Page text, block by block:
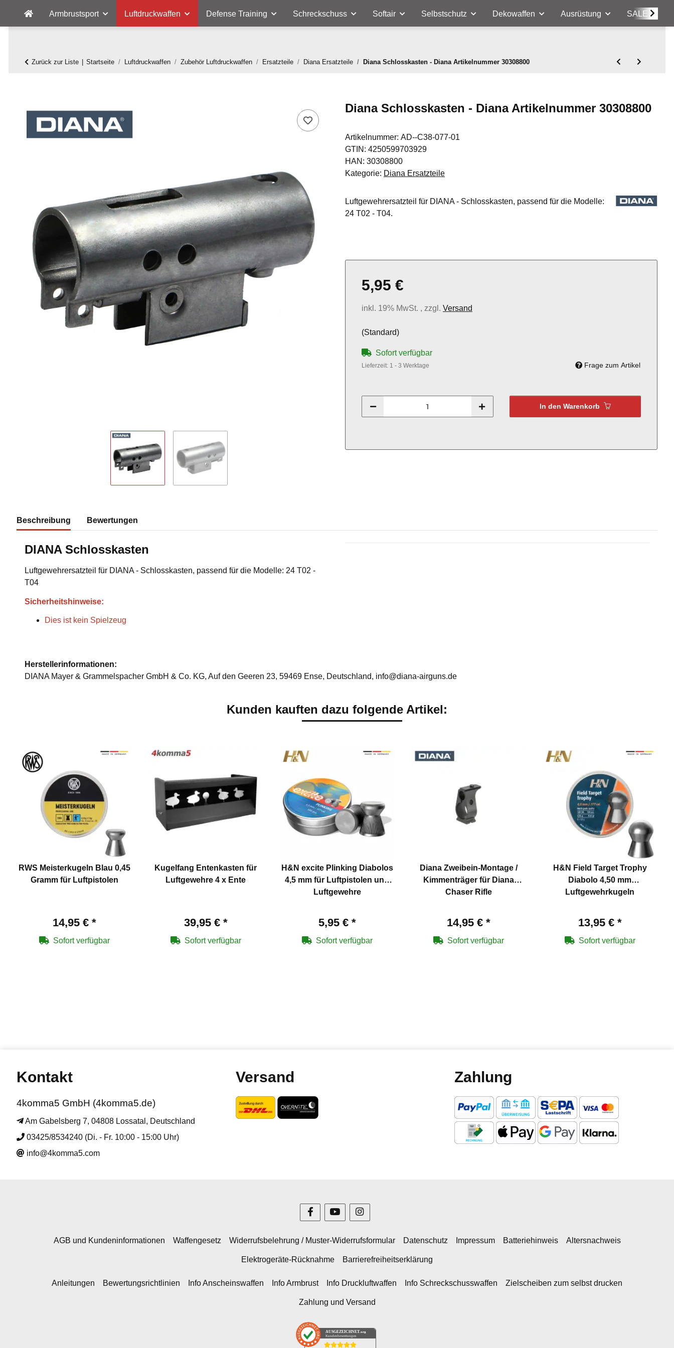
Armbrustsport Luftdruckwaffen Defense Training Schreckschuss Softair Selbstschutz Dekowaffen Ausrüstung SALE
Zurück zur Liste Startseite Luftdruckwaffen Zubehör Luftdruckwaffen Ersatzteile Diana Ersatzteile Diana Schlosskasten - Diana Artikelnummer 30308800
Diana Schlosskasten - Diana Artikelnummer 30308800
Artikelnummer: AD--C38-077-01
GTIN: 4250599703929
HAN: 30308800
Kategorie: Diana Ersatzteile
Luftgewehrersatzteil für DIANA - Schlosskasten, passend für die Modelle:
24 T02 - T04.
5,95 €
inkl. 19% MwSt. , zzgl. Versand
(Standard)
Sofort verfügbar
Lieferzeit: 1 - 3 Werktage Frage zum Artikel
In den Warenkorb
Beschreibung Bewertungen
DIANA Schlosskasten
Luftgewehrersatzteil für DIANA - Schlosskasten, passend für die Modelle: 24 T02 -
T04
Sicherheitshinweise:
Dies ist kein Spielzeug
Herstellerinformationen:
DIANA Mayer & Grammelspacher GmbH & Co. KG, Auf den Geeren 23, 59469 Ense, Deutschland, info@diana-airguns.de
Kunden kauften dazu folgende Artikel:
RWS Meisterkugeln Blau 0,45
Gramm für Luftpistolen
14,95 € *
Sofort verfügbar
Kugelfang Entenkasten für
Luftgewehre 4 x Ente
39,95 € *
Sofort verfügbar
H&N excite Plinking Diabolos
4,5 mm für Luftpistolen und
Luftgewehre
5,95 € *
Sofort verfügbar
Diana Zweibein-Montage /
Kimmenträger für Diana
Chaser Rifle
14,95 € *
Sofort verfügbar
H&N Field Target Trophy
Diabolo 4,50 mm
Luftgewehrkugeln
13,95 € *
Sofort verfügbar
Kontakt
4komma5 GmbH (4komma5.de)
Am Gabelsberg 7, 04808 Lossatal, Deutschland
03425/8534240 (Di. - Fr. 10:00 - 15:00 Uhr)
info@4komma5.com
Versand Zahlung
AGB und Kundeninformationen Waffengesetz Widerrufsbelehrung / Muster-Widerrufsformular Datenschutz Impressum Batteriehinweis Altersnachweis
Elektrogeräte-Rücknahme Barrierefreiheitserklärung
Anleitungen Bewertungsrichtlinien Info Anscheinswaffen Info Armbrust Info Druckluftwaffen Info Schreckschusswaffen Zielscheiben zum selbst drucken
Zahlung und Versand
AUSGEZEICHNET .org
Kundenbewertungen